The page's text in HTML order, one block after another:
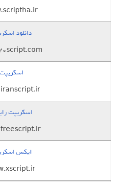
دانلود
اسکریپت
اسکریپت
ایکس